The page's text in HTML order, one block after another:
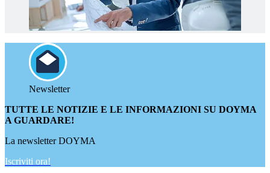
Newsletter
TUTTE LE NOTIZIE E LE INFORMAZIONI SU DOYMA
A GUARDARE!
La newsletter DOYMA
Iscriviti ora!